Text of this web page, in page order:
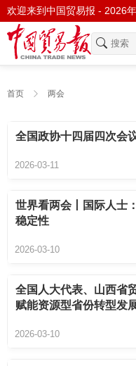
欢迎来到中国贸易报 - 2026
首页 两会
全国政协十四届四次会
2026-03-11
世界看两会丨国际人士
稳定性
2026-03-10
全国人大代表、山西省
赋能资源型省份转型发
2026-03-10